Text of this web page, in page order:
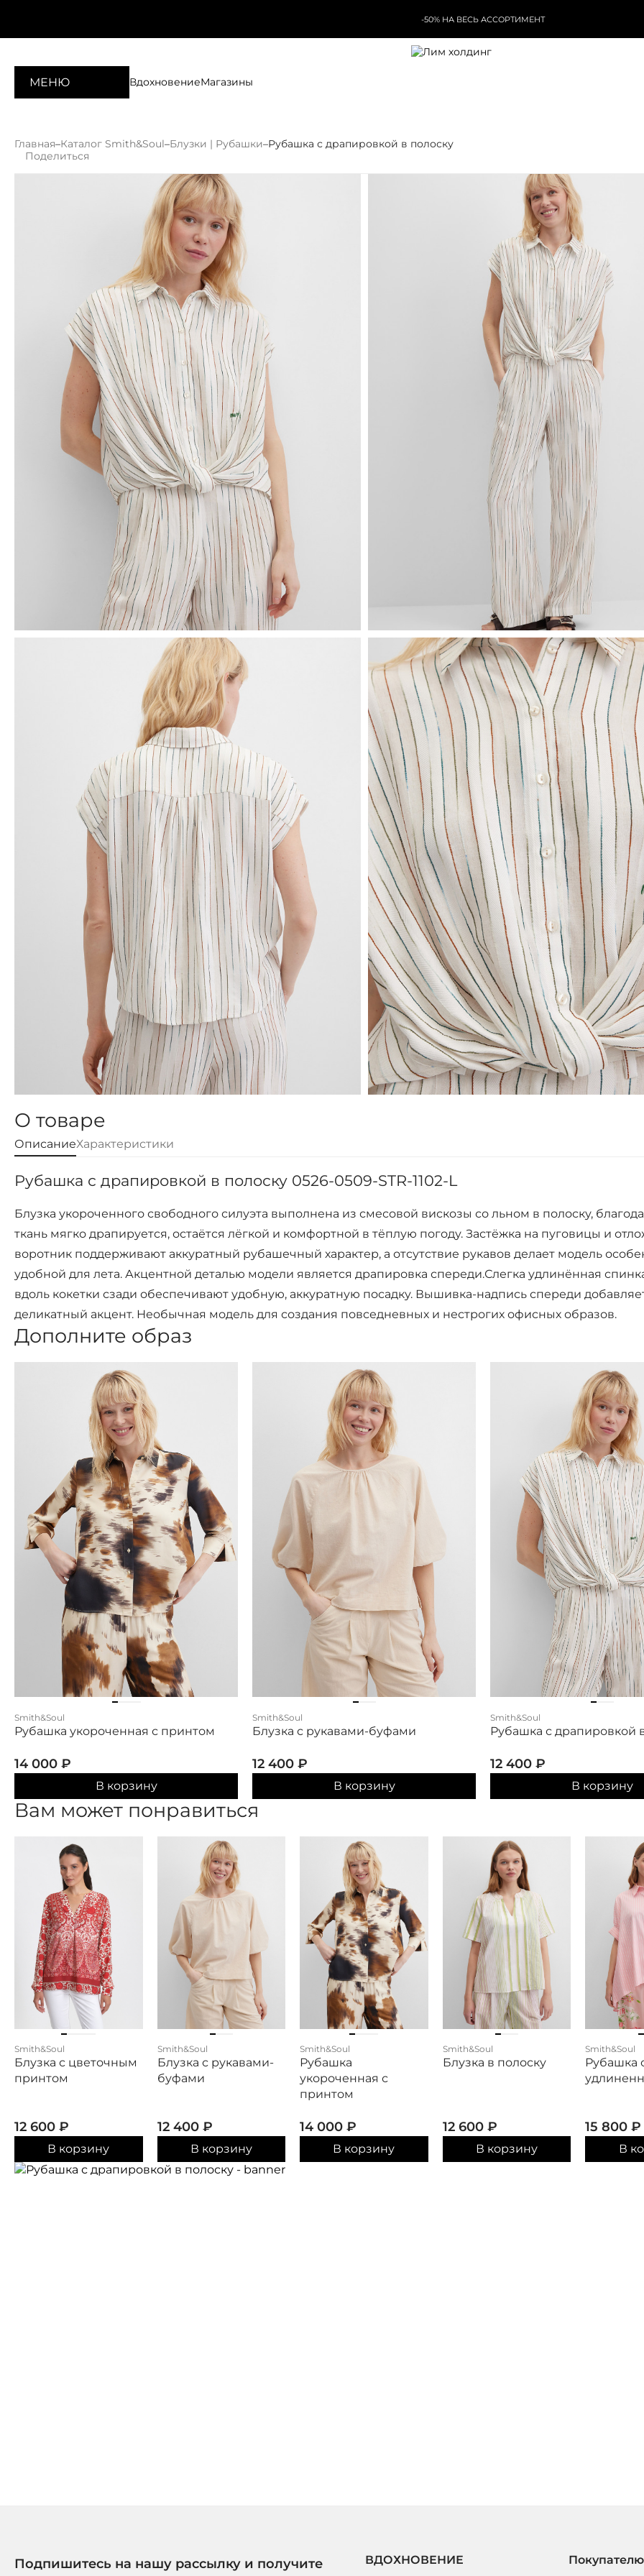
-50% НА ВЕСЬ АССОРТИМЕНТ
МЕНЮ ВдохновениеМагазины
Главная–Каталог Smith&Soul–Блузки | Рубашки–Рубашка с драпировкой в полоску
Поделиться
О товаре
ОписаниеХарактеристики
Рубашка с драпировкой в полоску 0526-0509-STR-1102-L
Блузка укороченного свободного силуэта выполнена из смесовой вискозы со льном в полоску,
ткань мягко драпируется, остаётся лёгкой и комфортной в тёплую погоду. Застёжка на пуговицы и
воротник поддерживают аккуратный рубашечный характер, а отсутствие рукавов делает модель
удобной для лета. Акцентной деталью модели является драпировка спереди.Слегка удлинённая
вдоль кокетки сзади обеспечивают удобную, аккуратную посадку. Вышивка-надпись спереди
деликатный акцент. Необычная модель для создания повседневных и нестрогих офисных образов.
Дополните образ
Smith&Soul
Рубашка укороченная с принтом
14 000 ₽
В корзину
Smith&Soul
Блузка с рукавами-буфами
12 400 ₽
В корзину
Smith&Soul
Рубашка с драпировкой
12 400 ₽
В корзину
Вам может понравиться
Smith&Soul
Блузка с цветочным
принтом
12 600 ₽
В корзину
Smith&Soul
Блузка с рукавами-
буфами
12 400 ₽
В корзину
Smith&Soul
Рубашка
укороченная с
принтом
14 000₽
В корзину
Smith&Soul
Блузка в полоску
12 600 ₽
В корзину
Smith&Soul
Рубашка
15 800₽
В
Подпишитесь на нашу рассылку и получите ВДОХНОВЕНИЕ Покупателю